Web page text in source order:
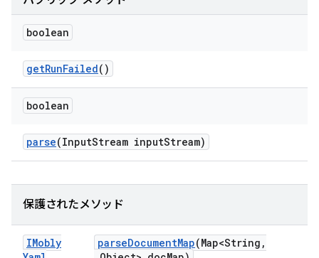
boolean
getRunFailed()
boolean
parse(InputStream inputStream)
保護されたメソッド
IMobly
parseDocumentMap(Map<String ,